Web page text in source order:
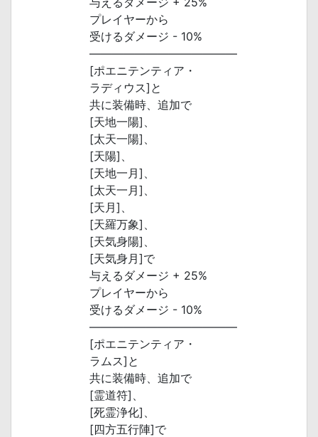
プレイヤーから
受けるダメージ - 10%
―――――――――――――
[ポエニテンティア・
ラディウス]と
共に装備時、追加で
[天地一陽]、
[太天一陽]、
[天陽]、
[天地一月]、
[太天一月]、
[天月]、
[天羅万象]、
[天気身陽]、
[天気身月]で
与えるダメージ + 25%
プレイヤーから
受けるダメージ - 10%
―――――――――――――
[ポエニテンティア・
ラムス]と
共に装備時、追加で
[霊道符]、
[死霊浄化]、
[四方五行陣]で